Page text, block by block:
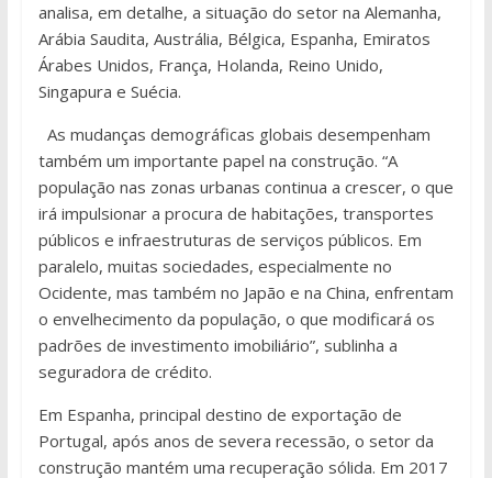
analisa, em detalhe, a situação do setor na Alemanha,
Arábia Saudita, Austrália, Bélgica, Espanha, Emiratos
Árabes Unidos, França, Holanda, Reino Unido,
Singapura e Suécia.
As mudanças demográficas globais desempenham
também um importante papel na construção. “A
população nas zonas urbanas continua a crescer, o que
irá impulsionar a procura de habitações, transportes
públicos e infraestruturas de serviços públicos. Em
paralelo, muitas sociedades, especialmente no
Ocidente, mas também no Japão e na China, enfrentam
o envelhecimento da população, o que modificará os
padrões de investimento imobiliário”, sublinha a
seguradora de crédito.
Em Espanha, principal destino de exportação de
Portugal, após anos de severa recessão, o setor da
construção mantém uma recuperação sólida. Em 2017